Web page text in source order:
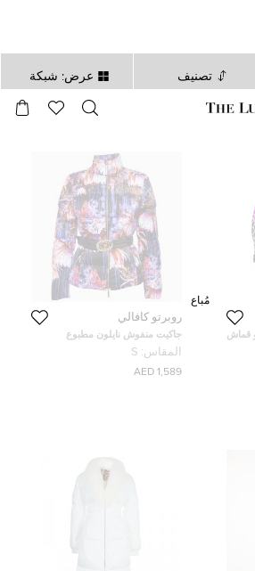
تصنيف عرض: شبكة
ثانية
قماش
روبرتو كافالي
جاكيت منفوش نايلون مطبوع
بنفسجي روبرتو كافالي مقاس صغير
المقاس: S
1,589 AED
مُباع